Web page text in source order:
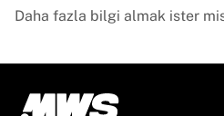
Daha fazla bilgi almak ister